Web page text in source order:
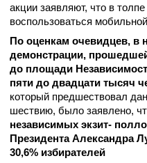
акции заявляют, что в
воспользоваться
По оценкам очевидцев, в
демонстрации,
до площади
пяти до двадцати тысяч
который предшествовал
шествию, было заявлено,
независимых экзит-
Президента Александра
30,6% избирателей